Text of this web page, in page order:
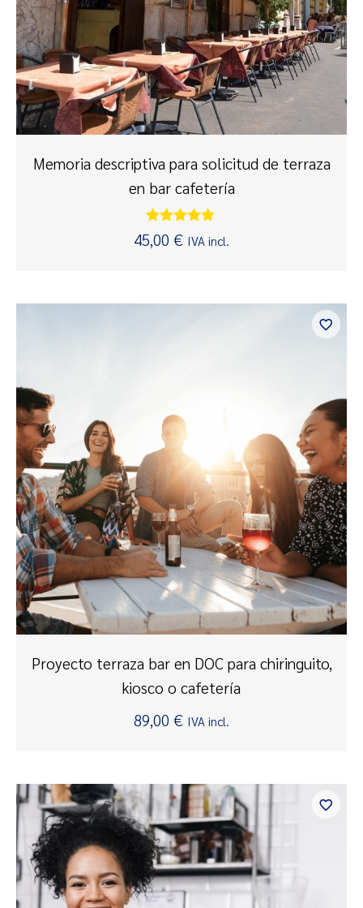
Memoria descriptiva para solicitud de terraza
en bar cafetería
Valorado
con
45,00 € IVA incl.
Proyecto terraza bar en DOC para chiringuito,
kiosco o cafetería
89,00 € IVA incl.